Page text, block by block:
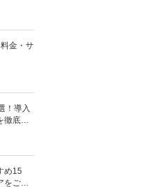
金・サ
！導入
徹底解
め15
をご紹